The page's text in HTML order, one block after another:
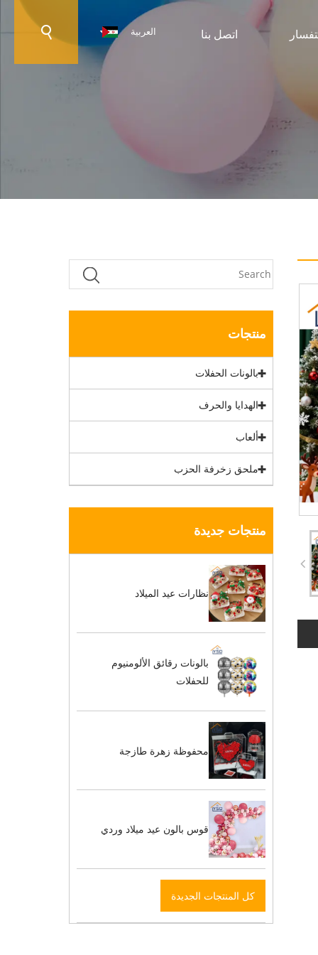
اتصل بنا العربية
منتجات
بالونات الحفلات
الهدايا والحرف
ألعاب
ملحق زخرفة الحزب
منتجات جديدة
نظارات عيد الميلاد
بالونات رقائق الألومنيوم
للحفلات
محفوظة زهرة طازجة
قوس بالون عيد ميلاد وردي
كل المنتجات الجديدة